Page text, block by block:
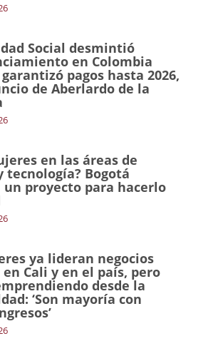
Social desmintió
en Colombia
pagos hasta 2026,
de Aberlardo de la
en las áreas de
tecnología? Bogotá
un proyecto para hacerlo
ya lideran negocios
Cali y en el país, pero
desde la
‘Son mayoría con